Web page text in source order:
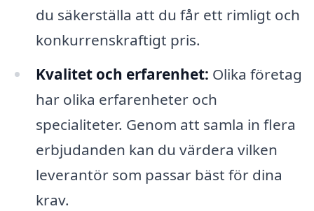
du säkerställa att du får ett rimligt och
konkurrenskraftigt pris.
Kvalitet och erfarenhet: Olika företag
har olika erfarenheter och
specialiteter. Genom att samla in flera
erbjudanden kan du värdera vilken
leverantör som passar bäst för dina
krav.